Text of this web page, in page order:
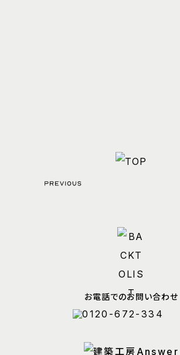
お電話でのお問い合わせ